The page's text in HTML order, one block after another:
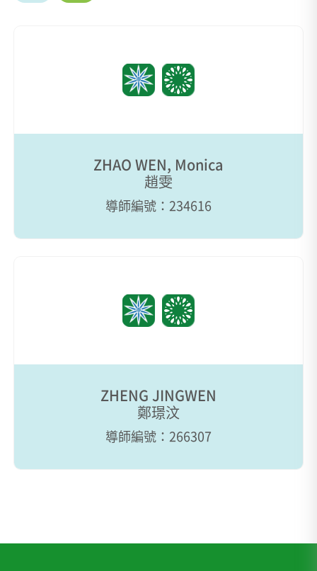
ZHAO WEN, Monica
趙雯
導師編號：234616
ZHENG JINGWEN
鄭璟汶
導師編號：266307